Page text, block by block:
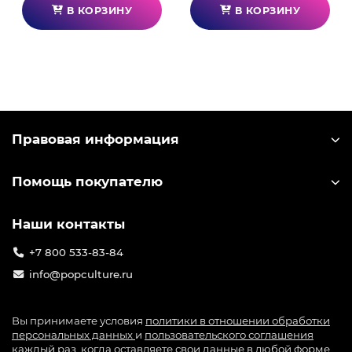
В КОРЗИНУ В КОРЗИНУ
Правовая информация
Помощь покупателю
Наши контакты
+7 800 533-83-84
info@popculture.ru
Вы принимаете условия политики в отношении обработки
персональных данных и пользовательского соглашения
каждый раз, когда оставляете свои данные в любой форме